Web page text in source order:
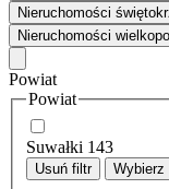
Nieruchomości
Nieruchomości
Powiat
Powiat
Suwałki 143
Usuń filtr Wybierz